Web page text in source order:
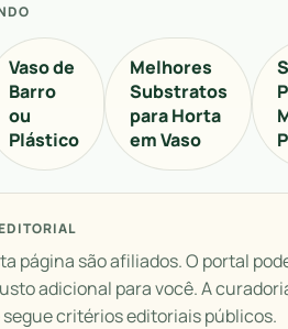
Vaso de
Barro
ou
Plástico
Melhores
Substratos
para Horta
em Vaso
página são afiliados. O portal
adicional para você. A
critérios editoriais públicos.